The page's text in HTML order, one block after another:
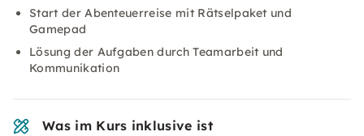
Start der Abenteuerreise mit Rätselpaket und
Gamepad
Lösung der Aufgaben durch Teamarbeit und
Kommunikation
Was im Kurs inklusive ist